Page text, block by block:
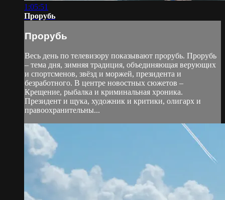
1:05:51
Прорубь
Прорубь
Весь день по телевизору показывают прорубь. Прорубь
– тема дня, зимняя традиция, объединяющая верующих
и спортсменов, звёзд и моржей, президента и
безработного. В центре новостных сюжетов –
Крещение, рыбалка и криминальная хроника.
Президент и щука, художник и критики, олигарх и
правоохранительны...